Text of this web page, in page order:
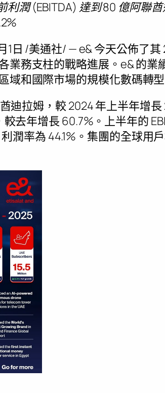
利潤 (EBITDA) 達到 80 億阿聯
1日 /美通社/ — e& 今天公佈了其
業務支柱的戰略進展。e& 的
域和國際市場的規模化數碼轉型
迪拉姆，較 2024 年上半年增
去年增長 60.7%。上半年的
潤率為 44.1%。集團的全球用